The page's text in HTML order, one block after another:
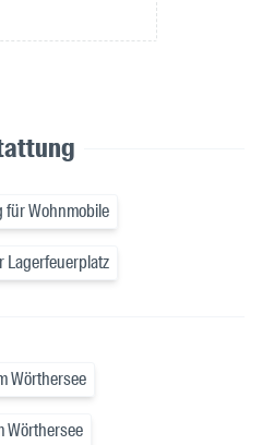
für Wohnmobile
Lagerfeuerplatz
Wörthersee
Wörthersee